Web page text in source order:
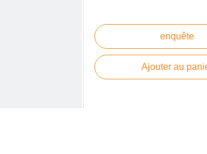
enquête
Ajouter au